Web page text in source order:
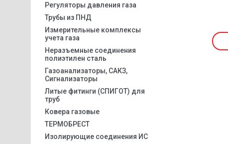
Регуляторы давления газа
Трубы из ПНД
Измерительные комплексы
учета газа
Неразъемные соединения
полиэтилен сталь
Газоанализаторы, САКЗ,
Сигнализаторы
Литые фитинги (СПИГОТ) для
труб
Ковера газовые
ТЕРМОБРЕСТ
Изолирующие соединения ИС